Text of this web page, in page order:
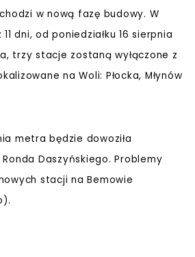
w nową fazę budowy. W
dni, od poniedziałku 16 sierpnia
trzy stacje zostaną wyłączone z
na Woli: Płocka, Młynów
metra będzie dowoziła
Daszyńskiego. Problemy
stacji na Bemowie